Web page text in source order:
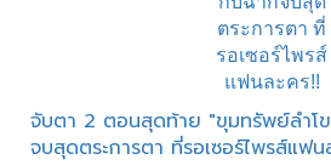
จับตา 2 ตอนสุดท้าย "ขุมทรัพย์ลำ
จบสุดตระการตา ที่รอเซอร์ไพรส์แฟน